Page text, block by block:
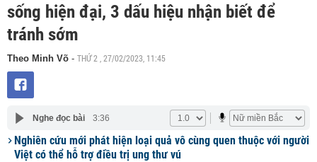
sống hiện đại, 3 dấu hiệu nhận biết để
tránh sớm
Theo Minh Võ - THỨ 2 , 27/02/2023, 11:45
Nghe đọc bài 3:36
Nghiên cứu mới phát hiện loại quả vô cùng quen thuộc với người
Việt có thể hỗ trợ điều trị ung thư vú